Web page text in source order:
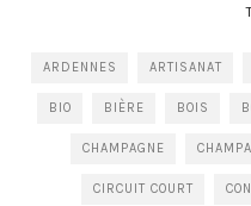
ARDENNES ARTISANAT
BIO BIÈRE BOIS
CHAMPAGNE
CIRCUIT COURT